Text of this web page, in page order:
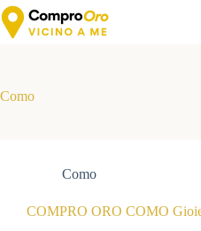
Salta
al
contenuto
Como
Como
COMPRO ORO COMO